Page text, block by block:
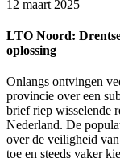
12 maart 2025
LTO Noord:
oplossing
Onlangs ontvingen
provincie over een
brief riep wisselende
Nederland. De
over de veiligheid van
toe en steeds vaker